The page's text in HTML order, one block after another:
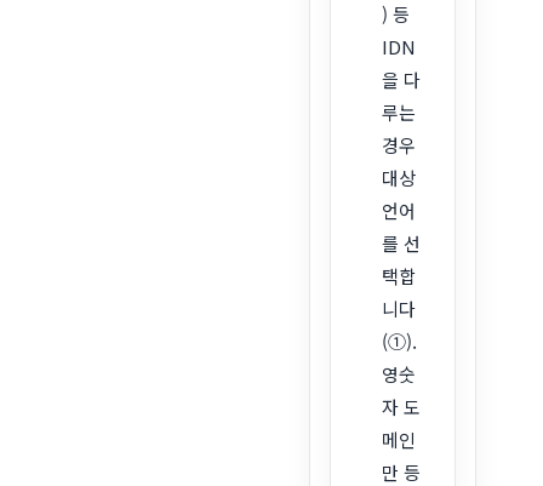
) 등
IDN
을 다
루는
경우
대상
언어
를 선
택합
니다
(①).
영숫
자 도
메인
만 등